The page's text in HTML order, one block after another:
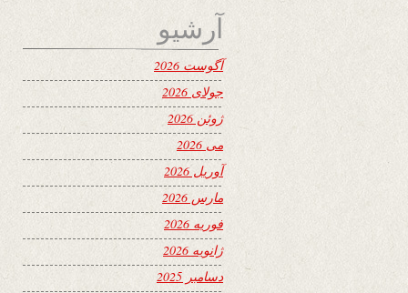
آرشیو
آگوست 2026
جولای 2026
ژوئن 2026
می 2026
آوریل 2026
مارس 2026
فوریه 2026
ژانویه 2026
دسامبر 2025